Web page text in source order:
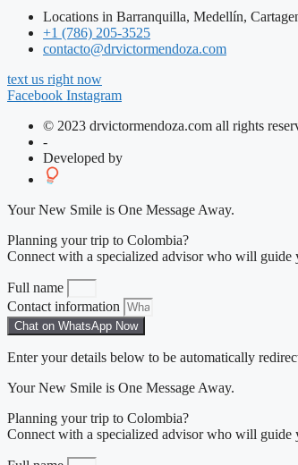
Locations in Barranquilla, Medellín,
+1 (786) 205-3525
contacto@drvictormendoza.com
text us right now
Facebook Instagram
© 2023 drvictormendoza.com all rights
-
Developed by
Your New Smile is One Message Away.
Planning your trip to Colombia?
Connect with a specialized advisor who will guide
Full name
Contact information
Chat on WhatsApp Now
Enter your details below to be automatically
Your New Smile is One Message Away.
Planning your trip to Colombia?
Connect with a specialized advisor who will guide